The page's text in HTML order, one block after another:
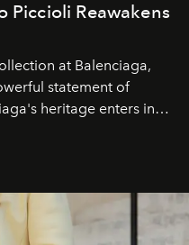
Piccioli Reawakens
at Balenciaga,
statement of
heritage enters into
vision of fashion